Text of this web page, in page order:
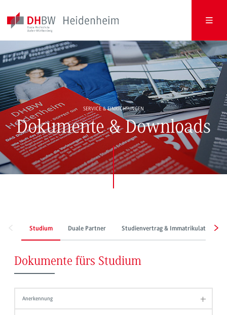
SERVICE & EINRICHTUNGEN
Dokumente & Downloads
Studium Duale Partner Studienvertrag & Immatrikulation
Dokumente fürs Studium
Anerkennung